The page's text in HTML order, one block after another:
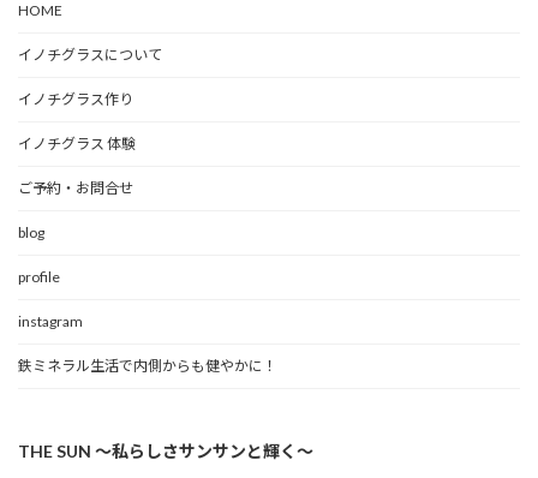
HOME
イノチグラスについて
イノチグラス作り
イノチグラス 体験
ご予約・お問合せ
blog
profile
instagram
鉄ミネラル生活で内側からも健やかに！
THE SUN 〜私らしさサンサンと輝く〜